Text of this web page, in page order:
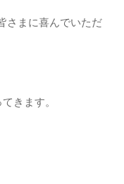
さまに喜んでいただ
きます。